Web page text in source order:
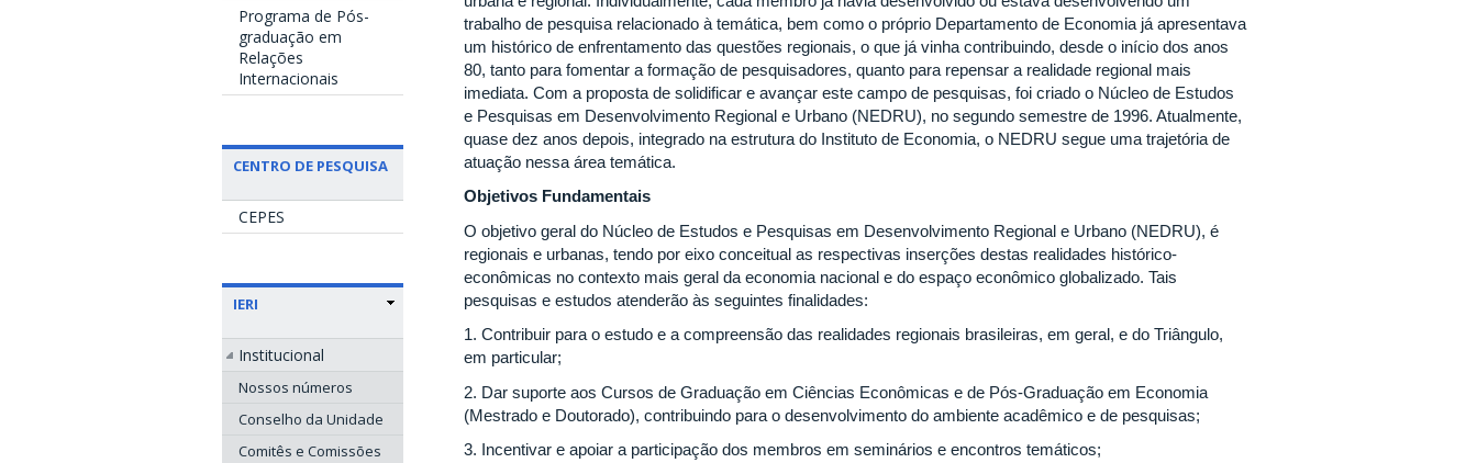
Programa de Pós-
graduação em
Relações
Internacionais
CENTRO DE PESQUISA
CEPES
IERI
Institucional
Nossos números
Conselho da Unidade
Comitês e Comissões
trabalho de pesquisa relacionado à temática, bem como o próprio Departamento de Economia já apresentava
um histórico de enfrentamento das questões regionais, o que já vinha contribuindo, desde o início dos anos
80, tanto para fomentar a formação de pesquisadores, quanto para repensar a realidade regional mais
imediata. Com a proposta de solidificar e avançar este campo de pesquisas, foi criado o Núcleo de Estudos
e Pesquisas em Desenvolvimento Regional e Urbano (NEDRU), no segundo semestre de 1996. Atualmente,
quase dez anos depois, integrado na estrutura do Instituto de Economia, o NEDRU segue uma trajetória de
atuação nessa área temática.
Objetivos Fundamentais
O objetivo geral do Núcleo de Estudos e Pesquisas em Desenvolvimento Regional e Urbano (NEDRU), é
regionais e urbanas, tendo por eixo conceitual as respectivas inserções destas realidades histórico-
econômicas no contexto mais geral da economia nacional e do espaço econômico globalizado. Tais
pesquisas e estudos atenderão às seguintes finalidades:
1. Contribuir para o estudo e a compreensão das realidades regionais brasileiras, em geral, e do Triângulo,
em particular;
2. Dar suporte aos Cursos de Graduação em Ciências Econômicas e de Pós-Graduação em Economia
(Mestrado e Doutorado), contribuindo para o desenvolvimento do ambiente acadêmico e de pesquisas;
3. Incentivar e apoiar a participação dos membros em seminários e encontros temáticos;